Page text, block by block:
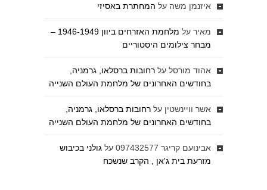
איזנמן משה על המחתרת באסיזי
מאיר על
מלחמת האזרחים ביוון 1946-1949 –
מבחר צילומים היסטוריים
אהוד מורסל על רחובות ברסלאו, גרמניה,
בחודשים האחרונים של מלחמת העולם השנייה
אשר וויינשטין על רחובות ברסלאו, גרמניה,
בחודשים האחרונים של מלחמת העולם השנייה
אבינועם קריגר 097432577 על גולני בכיבוש
מזרעת בית ג'אן , הקרב שנשכח